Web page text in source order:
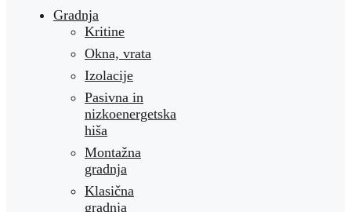
Gradnja
Kritine
Okna, vrata
Izolacije
Pasivna in
nizkoenergetska
hiša
Montažna
gradnja
Klasična
gradnja